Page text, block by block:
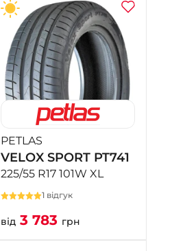
PETLAS
VELOX SPORT PT741
225/55 R17 101W XL
1 відгук
від3 783 грн